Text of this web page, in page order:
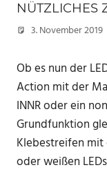
NÜTZLICHES
3. November 2019
Ob es nun der
Action mit der
INNR oder ein
Grundfunktion
Klebestreifen
oder weißen